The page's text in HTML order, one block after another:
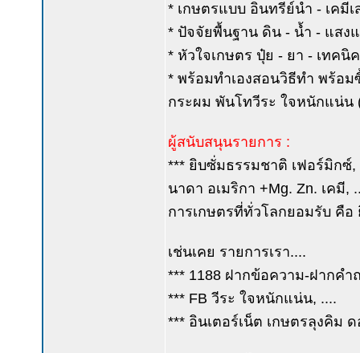
* เกษตรแบบ อินทรีย์นำ - เคมีเ
* ปัจจัยพื้นฐาน ดิน - น้ำ - แสง
* หัวใจเกษตร ปุ๋ย - ยา - เทค
* พร้อมทำเองสอนวิธีทำ พร้อ
กระผม พันโทวีระ ใจหนักแน่น
ผู้สนับสนุนรายการ :
*** ยิบซั่มธรรมชาติ เฟอร์มิกซ์,
นาดา อเมริกา +Mg. Zn. เคมี,
การเกษตรที่ทั่วโลกยอมรับ คื
เช่นเคย รายการเรา....
*** 1188 ฝากข้อความ-ฝากคำ
*** FB วีระ ใจหนักแน่น, ....
*** อินเตอร์เน็ต เกษตรลุงคิม